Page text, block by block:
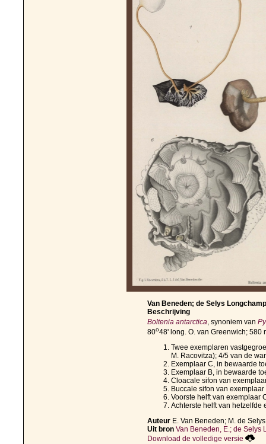
Van Beneden; de Selys
Beschrijving
Boltenia antarctica, synoniem van
80o48' long. O. van Greenwich; 580
Twee exemplaren
M. Racovitza); 4/5 van de
Exemplaar C, in bewaarde
Exemplaar B, in bewaarde
Cloacale sifon van
Buccale sifon van
Voorste helft van exemplaar
Achterste helft van hetzelfde
Auteur E. Van Beneden; M. de
Uit bron Van Beneden, E.; de Selys
Download de volledige versie